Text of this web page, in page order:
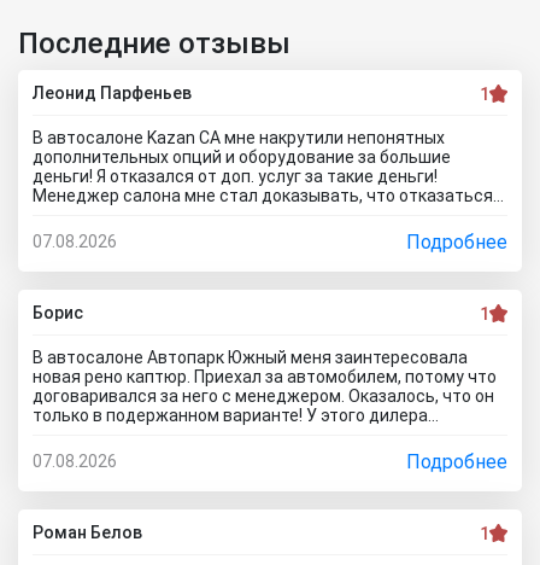
Последние отзывы
Леонид Парфеньев 1
В автосалоне Kazan CA мне накрутили непонятных
дополнительных опций и оборудование за большие
деньги! Я отказался от доп. услуг за такие деньги!
Менеджер салона мне стал доказывать, что отказаться
происходит?! Отчего это невозможно? это развод и
кидалово! Оставил салон без автомобиля, потому что не
хотел его приобретать с допами за большие деньги да и
вам не советую!
07.08.2026 Подробнее
Борис 1
В автосалоне Автопарк Южный меня заинтересовала
новая рено каптюр. Приехал за автомобилем, потому что
договаривался за него с менеджером. Оказалось, что он
только в подержанном варианте! У этого дилера
советовал бы вам приезжать в этот автоцентр на
Гражданскую 1Д в Ставрополь, потому что это наглый
обман! Они только на сайте большой автосалон с
шикарными ценами, на деле мелкая шарашка разводящая
покупателей.
07.08.2026 Подробнее
Роман Белов 1